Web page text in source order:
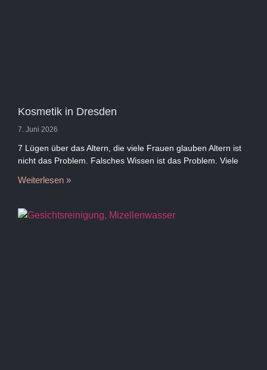
Kosmetik in Dresden
7. Juni 2026
7 Lügen über das Altern, die viele Frauen glauben Altern ist
nicht das Problem. Falsches Wissen ist das Problem. Viele
Weiterlesen »